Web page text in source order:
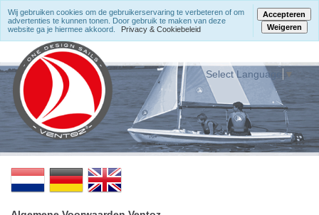
Select Language ▼
Wij gebruiken cookies om de gebruikerservaring te verbeteren of om
advertenties te kunnen tonen. Door gebruik te maken van deze
website ga je hiermee akkoord.
Privacy & Cookiebeleid
Accepteren
Weigeren